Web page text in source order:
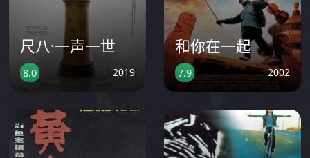
尺八·一声一世
8.0 2019
和你在一起
7.9 2002